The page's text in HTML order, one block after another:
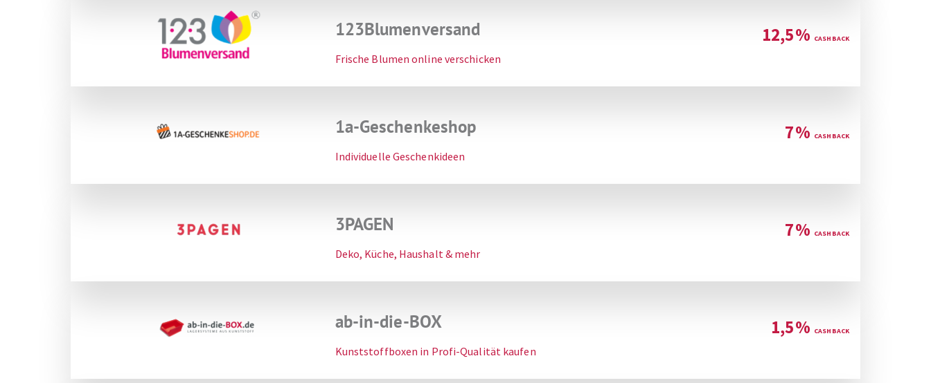
123Blumenversand
Frische Blumen online verschicken
12,5%
1a-Geschenkeshop
Individuelle Geschenkideen
7%
3PAGEN
Deko, Küche, Haushalt & mehr
7%
ab-in-die-BOX
Kunststoffboxen in Profi-Qualität kaufen
1,5%